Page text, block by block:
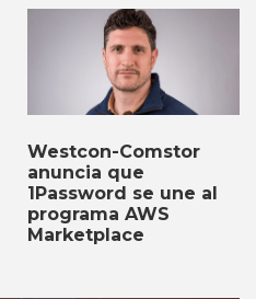
Westcon-Comstor
anuncia que
1Password se une al
programa AWS
Marketplace